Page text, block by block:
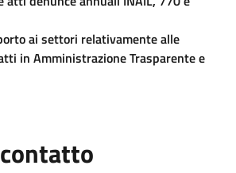
ai settori relativamente alle
in Amministrazione Trasparente e